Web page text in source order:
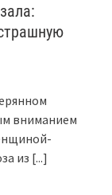
вниманием
из [...]